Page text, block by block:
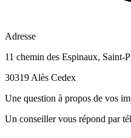
Adresse
11 chemin des Espinaux, Saint-
30319 Alès Cedex
Une question à propos de vos
Un conseiller vous répond par